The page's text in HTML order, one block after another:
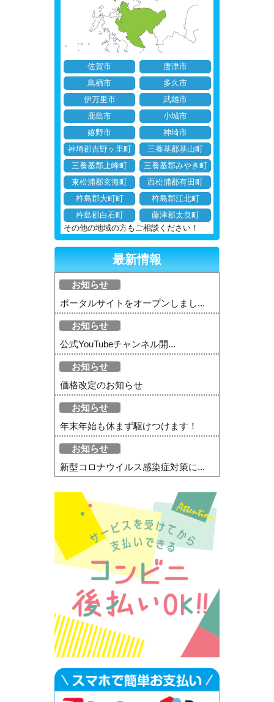
佐賀市
唐津市
鳥栖市
多久市
伊万里市
武雄市
鹿島市
小城市
嬉野市
神埼市
神埼郡吉野ヶ里町
三養基郡基山町
三養基郡上峰町
三養基郡みやき町
東松浦郡玄海町
西松浦郡有田町
杵島郡大町町
杵島郡江北町
杵島郡白石町
藤津郡太良町
その他の地域の方もご相談ください！
最新情報
お知らせ
ポータルサイトをオープンしまし...
お知らせ
公式YouTubeチャンネル開...
お知らせ
価格改定のお知らせ
お知らせ
年末年始も休まず駆けつけます！
お知らせ
新型コロナウイルス感染症対策に...